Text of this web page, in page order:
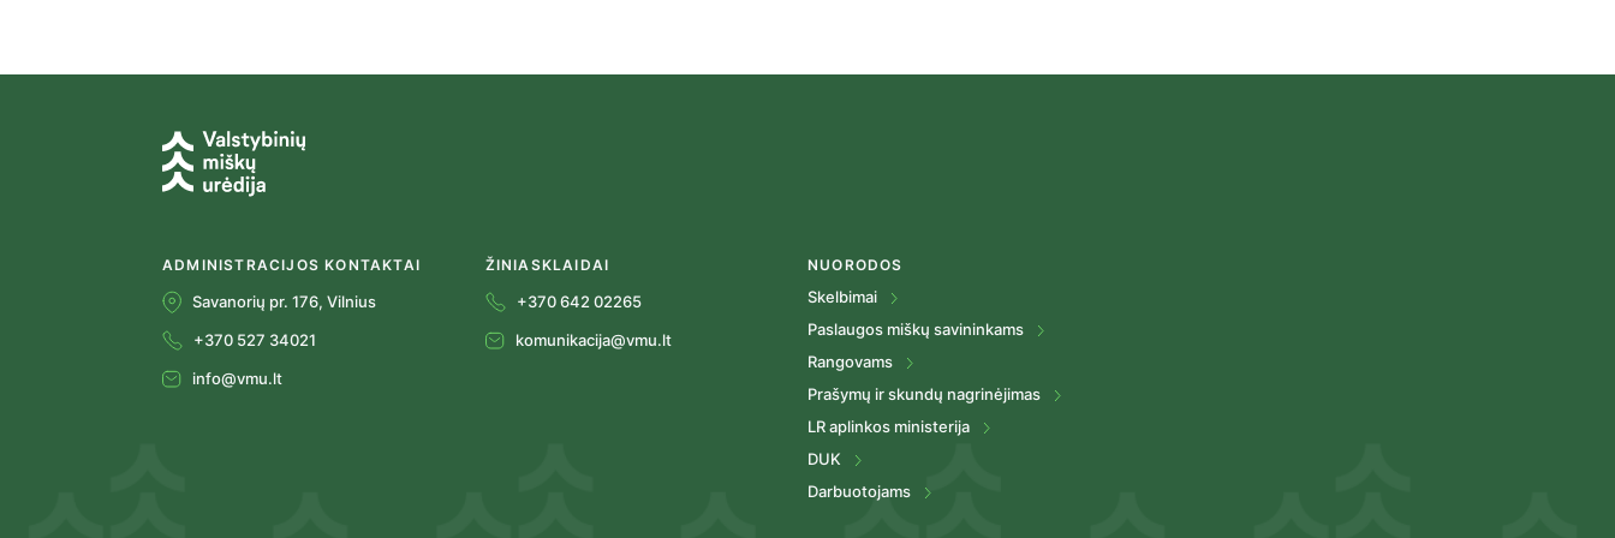
ADMINISTRACIJOS KONTAKTAI
Savanorių pr. 176, Vilnius
+370 527 34021
info@vmu.lt
ŽINIASKLAIDAI
+370 642 02265
komunikacija@vmu.lt
NUORODOS
Skelbimai
Paslaugos miškų savininkams
Rangovams
Prašymų ir skundų nagrinėjimas
LR aplinkos ministerija
DUK
Darbuotojams